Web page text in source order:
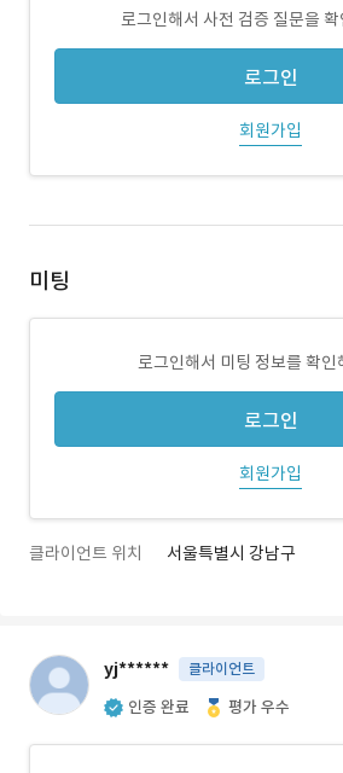
로그인해서 사전 검증 질문을
로그인
회원가입
미팅
로그인해서 미팅 정보를 확인
로그인
회원가입
클라이언트 위치 서울특별시 강남구
yj****** 클라이언트
인증 완료 평가 우수